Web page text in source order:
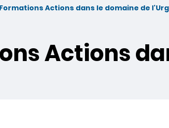
Formations Actions dans le domaine de
Actions